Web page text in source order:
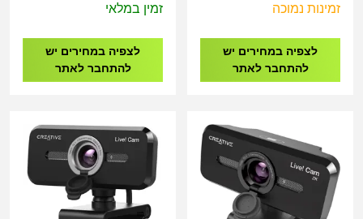
זמינות נמוכה
לצפיה במחירים יש
להתחבר לאתר
זמין במלאי
לצפיה במחירים יש
להתחבר לאתר